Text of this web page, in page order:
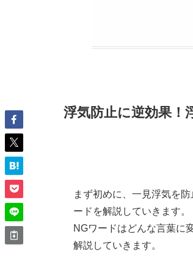
浮気防止に逆効果！
まず初めに、一見浮気を
ードを解説していきます。
NGワードはどんな言葉に
解説していきます。